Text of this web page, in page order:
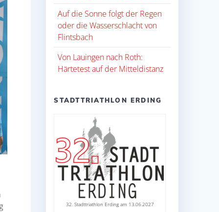
Auf die Sonne folgt der Regen
oder die Wasserschlacht von
Flintsbach
Von Lauingen nach Roth:
Härtetest auf der Mitteldistanz
STADTTRIATHLON ERDING
32. Stadttriathlon Erding am 13.06.2027